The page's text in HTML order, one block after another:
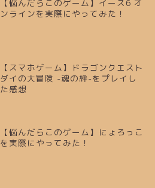
【悩んだらこのゲーム】イース6 オ
ンラインを実際にやってみた！
【スマホゲーム】ドラゴンクエスト
ダイの大冒険 -魂の絆-をプレイし
た感想
【悩んだらこのゲーム】にょろっこ
を実際にやってみた！